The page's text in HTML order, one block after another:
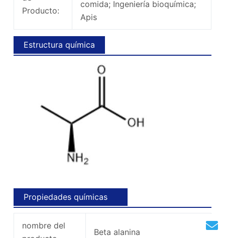
Producto:
comida; Ingeniería bioquímica;
Apis
Estructura química
Propiedades químicas
nombre del
Beta alanina